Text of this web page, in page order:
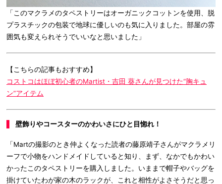
「このマクラメのタペストリーはオーガニックコットンを使用、脱
プラスチックの包装で地球に優しいのも気に入りました。部屋の雰
囲気も変えられそうでいいなと思いました」
【こちらの記事もおすすめ】
コストコはほぼ初心者のMartist・吉田 葵さんが見つけた“胸キュ
ン”アイテム
壁飾りやコースターのかわいさにひと目惚れ！
「Martの撮影のとき仲よくなった読者の藤原靖子さんがマクラメリ
ーフで小物をハンドメイドしていると知り、まず、なかでもかわい
かったこのタペストリーを購入しました。いままで帽子やバッグを
掛けていたわが家の木のラックが、これと相性がよさそうだと思っ